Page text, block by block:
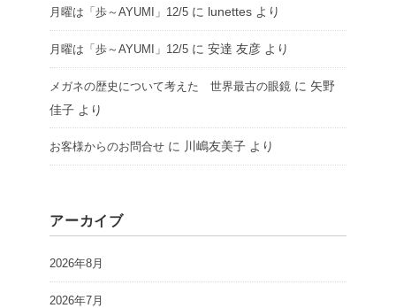
月曜は「歩～AYUMI」12/5 に lunettes より
月曜は「歩～AYUMI」12/5 に 安達 友彦 より
メガネの歴史について考えた 世界最古の眼鏡 に 矢野
佳子 より
お客様からのお問合せ に 川嶋友美子 より
アーカイブ
2026年8月
2026年7月